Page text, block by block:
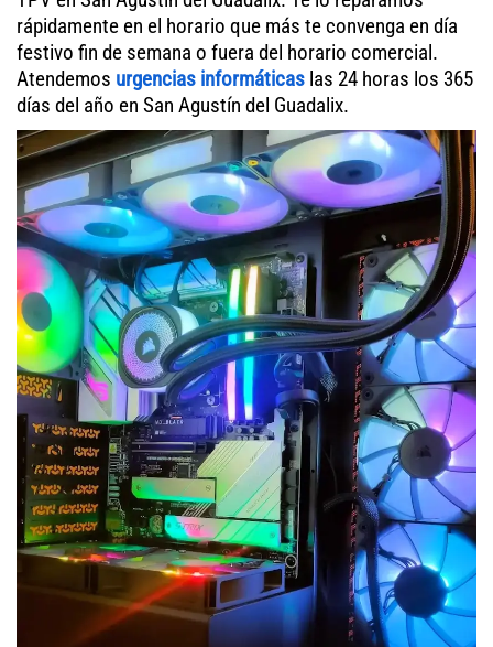
rápidamente en el horario que más te convenga en día
festivo fin de semana o fuera del horario comercial.
Atendemos urgencias informáticas las 24 horas los 365
días del año en San Agustín del Guadalix.